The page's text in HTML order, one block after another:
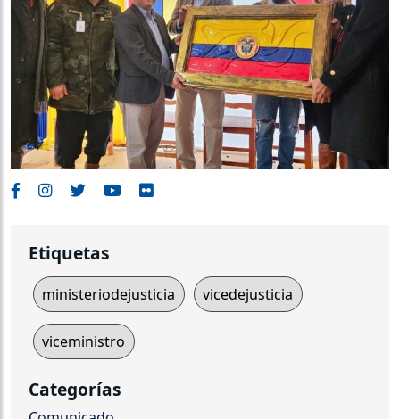
Etiquetas
ministeriodejusticia vicedejusticia
viceministro
Categorías